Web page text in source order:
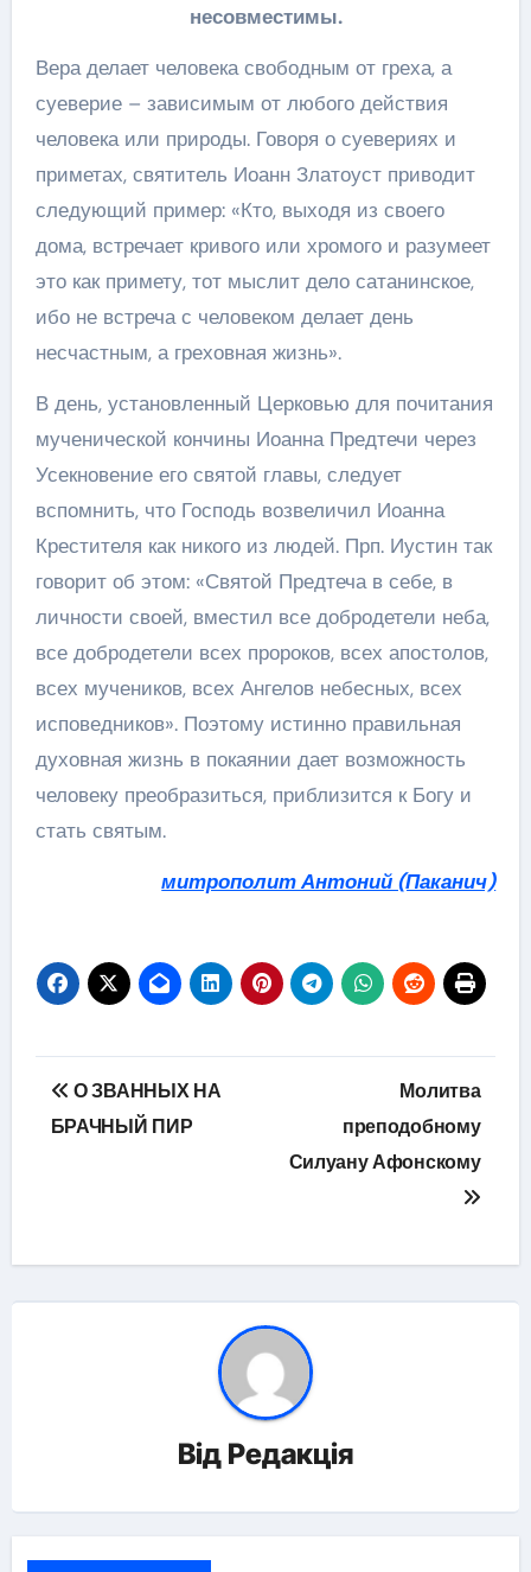
несовместимы.
Вера делает человека свободным от греха, а
суеверие – зависимым от любого действия
человека или природы. Говоря о суевериях и
приметах, святитель Иоанн Златоуст приводит
следующий пример: «Кто, выходя из своего
дома, встречает кривого или хромого и разумеет
это как примету, тот мыслит дело сатанинское,
ибо не встреча с человеком делает день
несчастным, а греховная жизнь».
В день, установленный Церковью для почитания
мученической кончины Иоанна Предтечи через
Усекновение его святой главы, следует
вспомнить, что Господь возвеличил Иоанна
Крестителя как никого из людей. Прп. Иустин так
говорит об этом: «Святой Предтеча в себе, в
личности своей, вместил все добродетели неба,
все добродетели всех пророков, всех апостолов,
всех мучеников, всех Ангелов небесных, всех
исповедников». Поэтому истинно правильная
духовная жизнь в покаянии дает возможность
человеку преобразиться, приблизится к Богу и
стать святым.
митрополит Антоний (Паканич)
Навігація
записів
О ЗВАННЫХ НА
БРАЧНЫЙ ПИР
Молитва
преподобному
Силуану Афонскому
Від Редакція